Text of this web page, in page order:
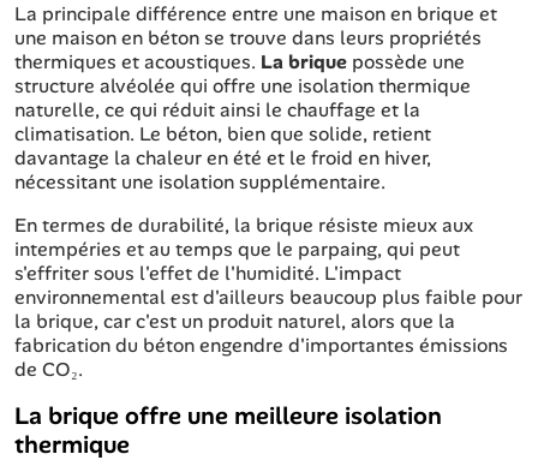
La principale différence entre une maison en brique et
une maison en béton se trouve dans leurs propriétés
thermiques et acoustiques. La brique possède une
structure alvéolée qui offre une isolation thermique
naturelle, ce qui réduit ainsi le chauffage et la
climatisation. Le béton, bien que solide, retient
davantage la chaleur en été et le froid en hiver,
nécessitant une isolation supplémentaire.
En termes de durabilité, la brique résiste mieux aux
intempéries et au temps que le parpaing, qui peut
s'effriter sous l'effet de l'humidité. L'impact
environnemental est d'ailleurs beaucoup plus faible pour
la brique, car c'est un produit naturel, alors que la
fabrication du béton engendre d'importantes émissions
de CO₂.
La brique offre une meilleure isolation
thermique